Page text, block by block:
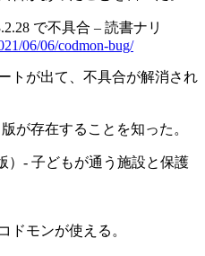
で不具合 – 読書ナリ
06/06/codmon-bug/
トが出て、不具合が解消され
が存在することを知った。
）- 子どもが通う施設と保護
ドモンが使える。